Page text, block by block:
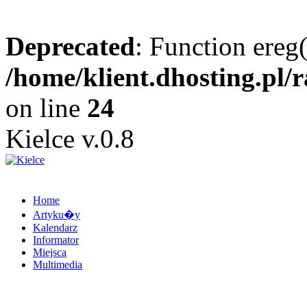
Deprecated: Function
/home/klient.dhosting.pl/
on line 24
Kielce v.0.8
Home
Artyku�y
Kalendarz
Informator
Miejsca
Multimedia